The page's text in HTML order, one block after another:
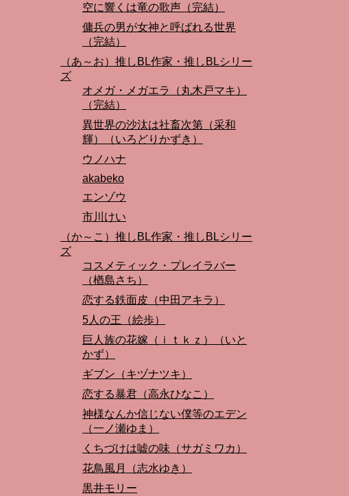
空に響くは竜の歌声（完結）
傭兵の男が女神と呼ばれる世界
（完結）
（あ～お）推しBL作家・推しBLシリー
ズ
オメガ・メガエラ（丸木戸マキ）
（完結）
異世界の沙汰は社畜次第（采和
輝）（いろどりかずき）
ウノハナ
akabeko
エンゾウ
市川けい
（か～こ）推しBL作家・推しBLシリー
ズ
コスメティック・プレイラバー
（楢島さち）
恋する鉄面皮（中田アキラ）
5人の王（絵歩）
巨人族の花嫁（ｉｔｋｚ）（いと
かず）
ギブン（キヅナツキ）
恋する暴君（高永ひなこ）
神様なんか信じない僕等のエデン
（一ノ瀬ゆま）
くちづけは嘘の味（サガミワカ）
花鳥風月（志水ゆき）
黒井モリー